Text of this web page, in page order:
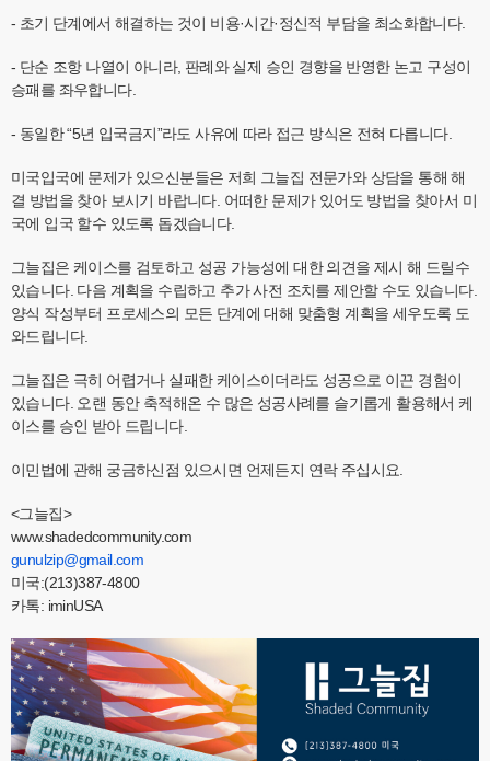
- 초기 단계에서 해결하는 것이 비용·시간·정신적 부담을 최소화합니다.
- 단순 조항 나열이 아니라, 판례와 실제 승인 경향을 반영한 논고 구성이
승패를 좌우합니다.
- 동일한 “5년 입국금지”라도 사유에 따라 접근 방식은 전혀 다릅니다.
미국입국에 문제가 있으신분들은 저희 그늘집 전문가와 상담을 통해 해
결 방법을 찾아 보시기 바랍니다. 어떠한 문제가 있어도 방법을 찾아서 미
국에 입국 할수 있도록 돕겠습니다.
그늘집은 케이스를 검토하고 성공 가능성에 대한 의견을 제시 해 드릴수
있습니다. 다음 계획을 수립하고 추가 사전 조치를 제안할 수도 있습니다.
양식 작성부터 프로세스의 모든 단계에 대해 맞춤형 계획을 세우도록 도
와드립니다.
그늘집은 극히 어렵거나 실패한 케이스이더라도 성공으로 이끈 경험이
있습니다. 오랜 동안 축적해온 수 많은 성공사례를 슬기롭게 활용해서 케
이스를 승인 받아 드립니다.
이민법에 관해 궁금하신점 있으시면 언제든지 연락 주십시요.
<그늘집>
www.shadedcommunity.com
gunulzip@gmail.com
미국:(213)387-4800
카톡: iminUSA